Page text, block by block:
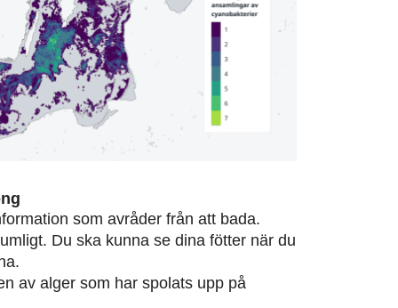
som avråder från att bada.
Du ska kunna se dina fötter när du
av alger som har spolats upp på